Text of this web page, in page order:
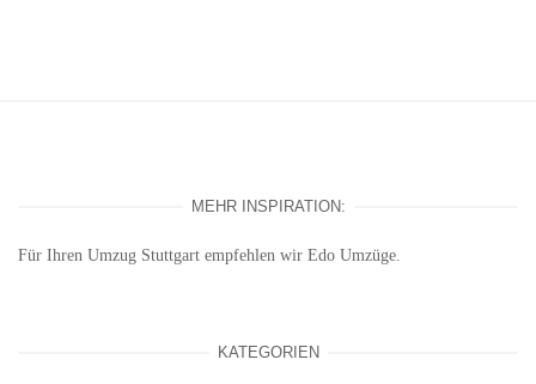
MEHR INSPIRATION:
Für Ihren Umzug Stuttgart empfehlen wir Edo Umzüge.
KATEGORIEN